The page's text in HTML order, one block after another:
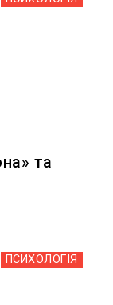
та
ПСИХОЛОГІЯ